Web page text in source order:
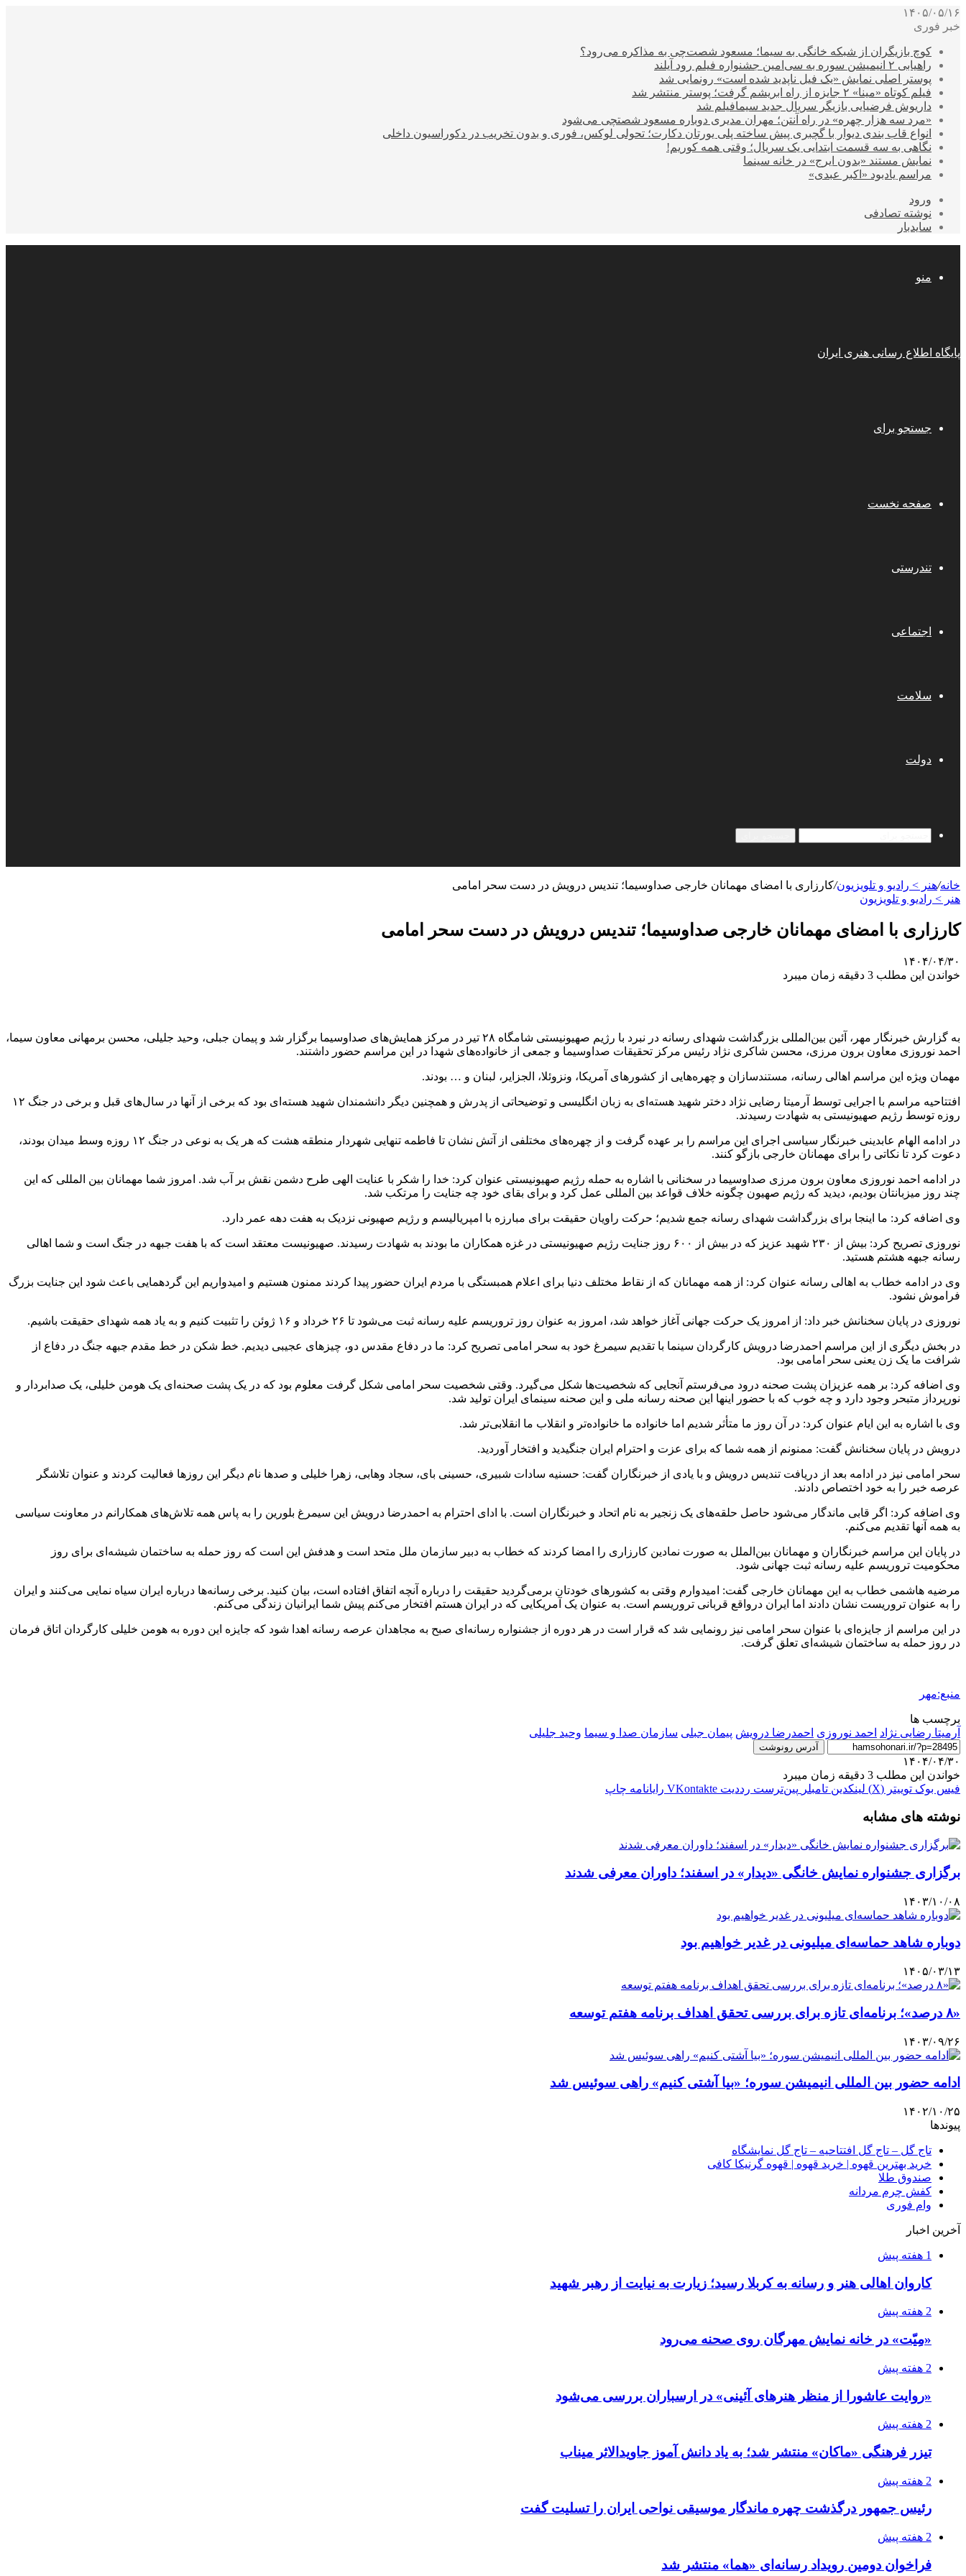
۱۴۰۵/۰۵/۱۶
خبر فوری
کوچ بازیگران از شبکه خانگی به سیما؛ مسعود شصت‌چی به مذاکره می‌رود؟
راهیابی ۲ انیمیشن سوره به سی‌امین جشنواره فیلم رود آیلند
پوستر اصلی نمایش «یک فیل ناپدید شده است» رونمایی شد
فیلم کوتاه «مینا» ۲ جایزه از راه ابریشم گرفت؛ پوستر منتشر شد
داریوش فرضیایی بازیگر سریال جدید سیمافیلم شد
«مرد سه هزار چهره» در راه آنتن؛ مهران مدیری دوباره مسعود شصتچی می‌شود
انواع قاب بندی دیوار با گچبری پیش ساخته پلی یورتان دکارت؛ تحولی لوکس، فوری و بدون تخریب در دکوراسیون داخلی
نگاهی به سه قسمت ابتدایی یک سریال؛ وقتی همه کوریم!
نمایش مستند «بدون ایرج» در خانه سینما
مراسم یادبود «اکبر عبدی»
ورود
نوشته تصادفی
سایدبار
منو
پایگاه اطلاع رسانی هنری ایران
جستجو برای
صفحه نخست
تندرستی
اجتماعی
سلامت
دولت
خانه/هنر > رادیو و تلویزیون/کارزاری با امضای مهمانان خارجی صداوسیما؛ تندیس‌ درویش در دست سحر امامی
هنر > رادیو و تلویزیون
کارزاری با امضای مهمانان خارجی صداوسیما؛ تندیس‌ درویش در دست سحر امامی
۱۴۰۴/۰۴/۳۰
خواندن این مطلب 3 دقیقه زمان میبرد
به گزارش خبرنگار مهر، آئین بین‌المللی بزرگداشت شهدای رسانه در نبرد با رژیم صهیونیستی شامگاه ۲۸ تیر در مرکز همایش‌های صداوسیما برگزار شد و پیمان جبلی، وحید جلیلی، محسن برمهانی معاون سیما،
احمد نوروزی معاون برون مرزی، محسن شاکری نژاد رئیس مرکز تحقیقات صداوسیما و جمعی از خانواده‌های شهدا در این مراسم حضور داشتند.
مهمان ویژه این مراسم اهالی رسانه، مستندسازان و چهره‌هایی از کشورهای آمریکا، ونزوئلا، الجزایر، لبنان و … بودند.
افتتاحیه مراسم با اجرایی توسط آرمیتا رضایی نژاد دختر شهید هسته‌ای به زبان انگلیسی و توضیحاتی از پدرش و همچنین دیگر دانشمندان شهید هسته‌ای بود که برخی از آنها در سال‌های قبل و برخی در جنگ ۱۲
روزه توسط رژیم صهیونیستی به شهادت رسیدند.
در ادامه الهام عابدینی خبرنگار سیاسی اجرای این مراسم را بر عهده گرفت و از چهره‌های مختلفی از آتش نشان تا فاطمه تنهایی شهردار منطقه هشت که هر یک به نوعی در جنگ ۱۲ روزه وسط میدان بودند،
دعوت کرد تا نکاتی را برای مهمانان خارجی بازگو کنند.
در ادامه احمد نوروزی معاون برون مرزی صداوسیما در سخنانی با اشاره به حمله رژیم صهیونیستی عنوان کرد: خدا را شکر با عنایت الهی طرح دشمن نقش بر آب شد. امروز شما مهمانان بین المللی که این
چند روز میزبانتان بودیم، دیدید که رژیم صهیون چگونه خلاف قواعد بین المللی عمل کرد و برای بقای خود چه جنایت را مرتکب شد.
وی اضافه کرد: ما اینجا برای بزرگداشت شهدای رسانه جمع شدیم؛ حرکت راویان حقیقت برای مبارزه با امپریالیسم و رژیم صهیونی نزدیک به هفت دهه عمر دارد.
نوروزی تصریح کرد: بیش از ۲۳۰ شهید عزیز که در بیش از ۶۰۰ روز جنایت رژیم صهیونیستی در غزه همکاران ما بودند به شهادت رسیدند. صهیونیست معتقد است که با هفت جبهه در جنگ است و شما اهالی
رسانه جبهه هشتم هستید.
وی در ادامه خطاب به اهالی رسانه عنوان کرد: از همه مهمانان که از نقاط مختلف دنیا برای اعلام همبستگی با مردم ایران حضور پیدا کردند ممنون هستیم و امیدواریم این گردهمایی باعث شود این جنایت بزرگ
فراموش نشود.
نوروزی در پایان سخنانش خبر داد: از امروز یک حرکت جهانی آغاز خواهد شد، امروز به عنوان روز تروریسم علیه رسانه ثبت می‌شود تا ۲۶ خرداد و ۱۶ ژوئن را تثبیت کنیم و به یاد همه شهدای حقیقت باشیم.
در بخش دیگری از این مراسم احمدرضا درویش کارگردان سینما با تقدیم سیمرغ خود به سحر امامی تصریح کرد: ما در دفاع مقدس دو، چیزهای عجیبی دیدیم. خط شکن در خط مقدم جبهه جنگ در دفاع از
شرافت ما یک زن یعنی سحر امامی بود.
وی اضافه کرد: بر همه عزیزان پشت صحنه درود می‌فرستم آنجایی که شخصیت‌ها شکل می‌گیرد. وقتی شخصیت سحر امامی شکل گرفت معلوم بود که در یک پشت صحنه‌ای یک هومن خلیلی، یک صدابردار و
نورپرداز متبحر وجود دارد و چه خوب که با حضور اینها این صحنه رسانه ملی و این صحنه سینمای ایران تولید شد.‌
وی با اشاره به این ایام عنوان کرد: در آن روز ما متأثر شدیم اما خانواده ما خانواده‌تر و انقلاب ما انقلابی‌تر شد.
درویش در پایان سخنانش گفت: ممنونم از همه شما که برای عزت و احترام ایران جنگیدید و افتخار آوردید.
سحر امامی نیز در ادامه بعد از دریافت تندیس درویش و با یادی از خبرنگاران گفت: حسنیه سادات شبیری، حسینی بای، سجاد وهابی، زهرا خلیلی و صدها نام دیگر این روزها فعالیت کردند و عنوان تلاشگر
عرصه خبر را به خود اختصاص دادند.
وی اضافه کرد: اگر قابی ماندگار می‌شود حاصل حلقه‌های یک زنجیر به نام اتحاد و خبرنگاران است. با ادای احترام به احمدرضا درویش این سیمرغ بلورین را به پاس همه تلاش‌های همکارانم در معاونت سیاسی
به همه آنها تقدیم می‌کنم.
در پایان این مراسم خبرنگاران و مهمانان بین‌الملل به صورت نمادین کارزاری را امضا کردند که خطاب به دبیر سازمان ملل متحد است و هدفش این است که روز حمله به ساختمان شیشه‌ای برای روز
محکومیت تروریسم علیه رسانه ثبت جهانی شود.
مرضیه هاشمی خطاب به این مهمانان خارجی گفت: امیدوارم وقتی به کشورهای خودتان برمی‌گردید حقیقت را درباره آنچه اتفاق افتاده است، بیان کنید. برخی رسانه‌ها درباره ایران سیاه نمایی می‌کنند و ایران
را به عنوان تروریست نشان دادند اما ایران درواقع قربانی تروریسم است. به عنوان یک آمریکایی که در ایران هستم افتخار می‌کنم پیش شما ایرانیان زندگی می‌کنم.
در این مراسم از جایزه‌ای با عنوان سحر امامی نیز رونمایی شد که قرار است در هر دوره از جشنواره رسانه‌ای صبح به مجاهدان عرصه رسانه اهدا شود که جایزه این دوره به هومن خلیلی کارگردان اتاق فرمان
در روز حمله به ساختمان شیشه‌ای تعلق گرفت.
منبع:مهر
برچسب ها
آرمیتا رضایی نژاد احمد نوروزی احمدرضا درویش پیمان جبلی سازمان صدا و سیما وحید جلیلی
آدرس رونوشت
۱۴۰۴/۰۴/۳۰
خواندن این مطلب 3 دقیقه زمان میبرد
فیس بوک توییتر (X) لینکدین ‫تامبلر ‫پین‌ترست ‫رددیت ‫VKontakte رایانامه چاپ
نوشته های مشابه
برگزاری جشنواره نمایش خانگی «دیدار» در اسفند؛ داوران معرفی شدند
۱۴۰۳/۱۰/۰۸
دوباره شاهد حماسه‌ای میلیونی در غدیر خواهیم بود
۱۴۰۵/۰۳/۱۳
«۸ درصد»؛ برنامه‌ای تازه برای بررسی تحقق اهداف برنامه هفتم توسعه
۱۴۰۳/۰۹/۲۶
ادامه حضور بین المللی انیمیشن سوره؛ «بیا آشتی کنیم» راهی سوئیس شد
۱۴۰۲/۱۰/۲۵
پیوندها
تاج گل – تاج گل افتتاحیه – تاج گل نمایشگاه
خرید بهترین قهوه | خرید قهوه | قهوه گرنیکا کافی
صندوق طلا
کفش چرم مردانه
وام فوری
آخرین اخبار
1 هفته پیش
کاروان اهالی هنر و رسانه به کربلا رسید؛ زیارت به نیایت از رهبر شهید
2 هفته پیش
«مِیّت» در خانه نمایش مهرگان روی صحنه می‌رود
2 هفته پیش
«روایت عاشورا از منظر هنرهای آئینی» در ارسباران بررسی می‌شود
2 هفته پیش
تیزر فرهنگی «ماکان» منتشر شد؛ به یاد دانش آموز جاویدالاثر میناب
2 هفته پیش
رئیس جمهور درگذشت چهره ماندگار موسیقی نواحی ایران را تسلیت گفت
2 هفته پیش
فراخوان دومین رویداد رسانه‌ای «هما» منتشر شد